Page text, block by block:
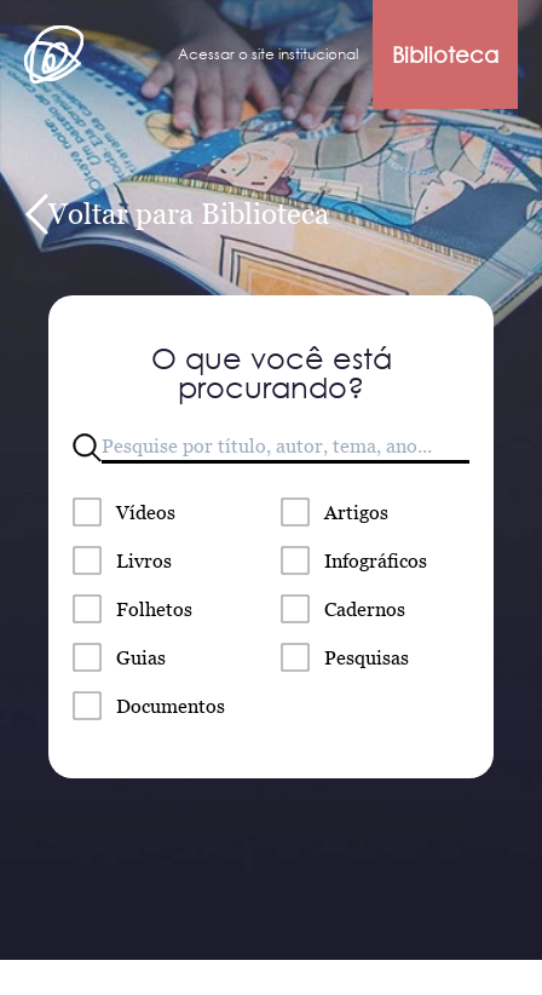
Acessar o site institucional Biblioteca
Voltar para Biblioteca
O que você está
procurando?
Vídeos Artigos
Livros Infográficos
Folhetos Cadernos
Guias Pesquisas
Documentos